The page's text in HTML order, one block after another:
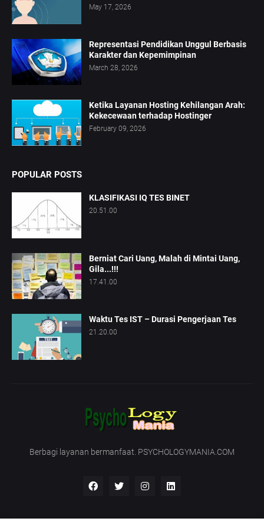
May 17, 2026
Representasi Pendidikan Unggul Berbasis
Karakter dan Kepemimpinan
March 28, 2026
Ketika Layanan Hosting Kehilangan Arah:
Kekecewaan terhadap Hostinger
February 09, 2026
POPULAR POSTS
KLASIFIKASI IQ TES BINET
20.51.00
Berniat Cari Uang, Malah di Mintai Uang,
Gila...!!!
17.41.00
Waktu Tes IST – Durasi Pengerjaan Tes
21.20.00
Berbagi layanan bermanfaat. PSYCHOLOGYMANIA.COM